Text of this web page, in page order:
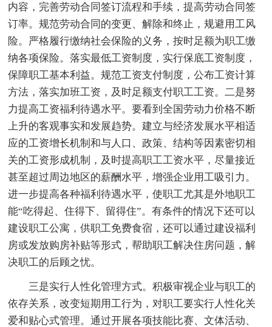
内容，完善劳动合同签订流程和手续，提高劳动合同签
订率。规范劳动合同的变更、解除和终止，规避用工风
险。严格履行缴纳社会保险的义务，按时足额为职工缴
纳各项保险。落实最低工资制度，实行保底工资制度，
保障职工基本利益。规范工资支付制度，公布工资计算
方法，落实加班工资，及时足额支付职工工资。二是努
力提高工资福利待遇水平。要看到全国劳动力价格不断
上升的客观事实和发展趋势。建立与经济发展水平相适
应的工资增长机制和与人口、政策、结构等因素密切相
关的工资形成机制，及时提高职工工资水平，尽量接近
甚至超过周边地区的薪酬水平，增强企业用工吸引力。
进一步提高各种福利待遇水平，使职工尤其是外地职工
能“吃得起、住得下、留得住”。有条件的情况下还可以
建设职工公寓，供职工免费食宿，还可以通过建设福利
房或发放购房补贴等形式，帮助职工解决住房问题，解
决职工的后顾之忧。
三是实行人性化管理方式。积极审视企业与职工的
依存关系，改变短期用工行为，对职工要实行人性化关
爱和贴心式管理。通过开展各项技能比赛、文体活动、